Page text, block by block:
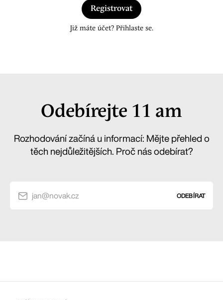
Registrovat
Již máte účet? Přihlaste se.
Odebírejte 11 am
Rozhodování začíná u informací: Mějte přehled o
těch nejdůležitějších. Proč nás odebírat?
jan@novak.cz ODEBÍRAT